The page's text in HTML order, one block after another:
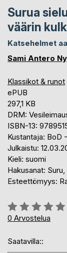
Surua
väärin
Katsehelmet
Sami Antero
Klassikot & runot
ePUB
297,1 KB
DRM:
ISBN-13:
Kustantaja: BoD
Julkaistu:
Kieli: suomi
Hakusanat:
Esteettömyys:
Arvostelu::
0%
0 Arvostelua
Saatavilla::